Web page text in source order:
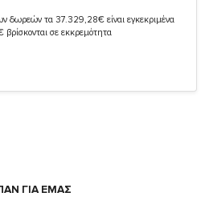
δωρεών τα 37.329,28€ είναι εγκεκριμένα
βρίσκονται σε εκκρεμότητα
ΓΙΑ ΕΜΑΣ